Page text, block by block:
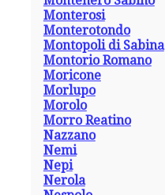
Monterosi
Monterotondo
Montopoli di Sabina
Montorio Romano
Moricone
Morlupo
Morolo
Morro Reatino
Nazzano
Nemi
Nepi
Nerola